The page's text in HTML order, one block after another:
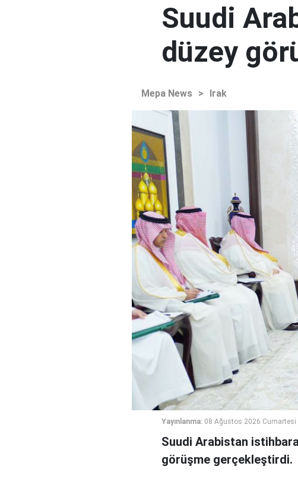
Suudi
düzey
Mepa News > Irak
Yayınlanma: 08 Ağustos 2026 Cumartesi
Suudi Arabistan
görüşme gerçekleştirdi.